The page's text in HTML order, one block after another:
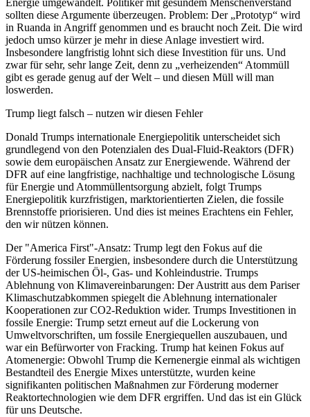
Energie umgewandelt. Politiker mit gesundem Menschenverstand
sollten diese Argumente überzeugen. Problem: Der „Prototyp“ wird
in Ruanda in Angriff genommen und es braucht noch Zeit. Die wird
jedoch umso kürzer je mehr in diese Anlage investiert wird.
Insbesondere langfristig lohnt sich diese Investition für uns. Und
zwar für sehr, sehr lange Zeit, denn zu „verheizenden“ Atommüll
gibt es gerade genug auf der Welt – und diesen Müll will man
loswerden.
Trump liegt falsch – nutzen wir diesen Fehler
Donald Trumps internationale Energiepolitik unterscheidet sich
grundlegend von den Potenzialen des Dual-Fluid-Reaktors (DFR)
sowie dem europäischen Ansatz zur Energiewende. Während der
DFR auf eine langfristige, nachhaltige und technologische Lösung
für Energie und Atommüllentsorgung abzielt, folgt Trumps
Energiepolitik kurzfristigen, marktorientierten Zielen, die fossile
Brennstoffe priorisieren. Und dies ist meines Erachtens ein Fehler,
den wir nützen können.
Der "America First"-Ansatz: Trump legt den Fokus auf die
Förderung fossiler Energien, insbesondere durch die Unterstützung
der US-heimischen Öl-, Gas- und Kohleindustrie. Trumps
Ablehnung von Klimavereinbarungen: Der Austritt aus dem Pariser
Klimaschutzabkommen spiegelt die Ablehnung internationaler
Kooperationen zur CO2-Reduktion wider. Trumps Investitionen in
fossile Energie: Trump setzt erneut auf die Lockerung von
Umweltvorschriften, um fossile Energiequellen auszubauen, und
war ein Befürworter von Fracking. Trump hat keinen Fokus auf
Atomenergie: Obwohl Trump die Kernenergie einmal als wichtigen
Bestandteil des Energie Mixes unterstützte, wurden keine
signifikanten politischen Maßnahmen zur Förderung moderner
Reaktortechnologien wie dem DFR ergriffen. Und das ist ein Glück
für uns Deutsche.